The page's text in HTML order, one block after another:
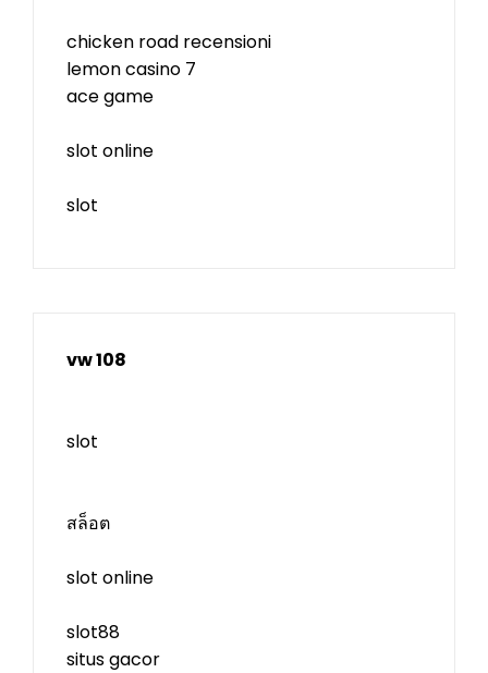
chicken road recensioni
lemon casino 7
ace game
slot online
slot
vw 108
slot
สล็อต
slot online
slot88
situs gacor